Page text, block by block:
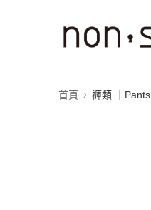
首頁 褲類 ｜Pants